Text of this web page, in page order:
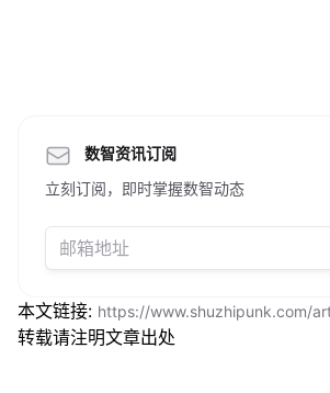
数智资讯订阅
立刻订阅，即时掌握数智动态
本文链接: https://www.shuzhipunk.com/
转载请注明文章出处